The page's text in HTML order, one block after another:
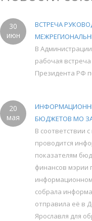
30
июн
ВСТРЕЧА
В
рабочая
Президента РФ
20
мая
БЮДЖЕТОВ МО ЗА
В соответствии
проводится
показателям
финансов мэрии
собрала
отправила её в
Ярославля для